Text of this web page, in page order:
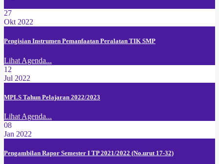
27
Okt 2022
Pengisian Instrumen Pemanfaatan Peralatan TIK SMP
Lihat Agenda...
12
Jul 2022
MPLS Tahun Pelajaran 2022/2023
Lihat Agenda...
08
Jan 2022
Pengambilan Rapor Semester I TP 2021/2022 (No.urut 17-32)